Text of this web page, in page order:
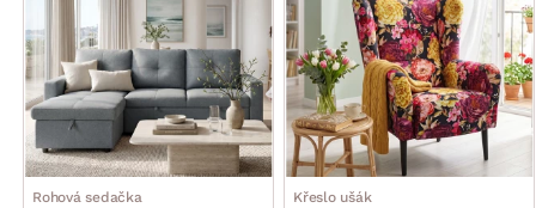
Rohová sedačka Křeslo ušák